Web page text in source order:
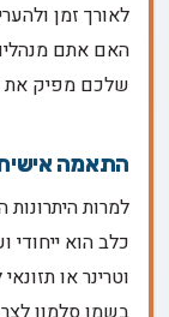
לאורך זמן
האם אתם
שלכם מפיק את
התאמה
למרות
כלב הוא ייחודי
וטרינר או